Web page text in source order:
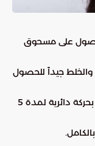
على مسحوق
جيداً للحصول
تطبيق العجينة على بشرة نظيفة، والفرك بحركة دائرية لمدة 5